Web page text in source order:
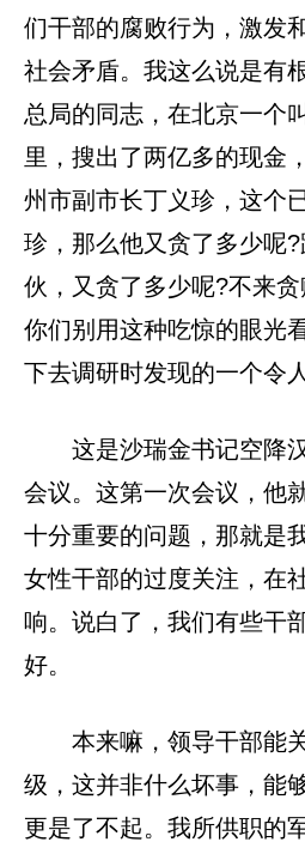
们干部的腐败行为，激发
社会矛盾。我这么说是有
总局的同志，在北京一个
里，搜出了两亿多的现金
州市副市长丁义珍，这个
珍，那么他又贪了多少呢
伙，又贪了多少呢?不来贪
你们别用这种吃惊的眼光
下去调研时发现的一个令
这是沙瑞金书记空降
会议。这第一次会议，他
十分重要的问题，那就是
女性干部的过度关注，在
响。说白了，我们有些干
好。
本来嘛，领导干部能
级，这并非什么坏事，能
更是了不起。我所供职的